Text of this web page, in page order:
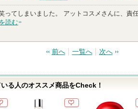
認証済
ってしまいました。 アットコスメさんに、責
読む
前へ 一覧へ 次へ
る人のオススメ商品をCheck！